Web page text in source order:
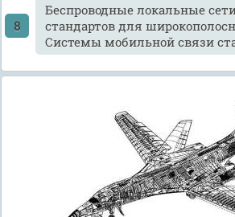
Беспроводные локальные
стандартов для
Системы мобильной связи